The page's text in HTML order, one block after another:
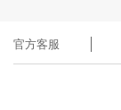
官方客服